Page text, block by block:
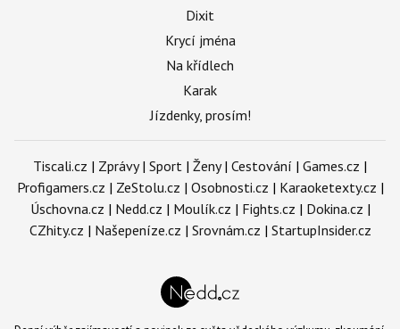
Dixit
Krycí jména
Na křídlech
Karak
Jízdenky, prosím!
Tiscali.cz | Zprávy| Sport | Ženy| Cestování | Games.cz |
Profigamers.cz | ZeStolu.cz | Osobnosti.cz | Karaoketexty.cz |
Úschovna.cz | Nedd.cz | Moulík.cz | Fights.cz | Dokina.cz |
CZhity.cz | Našepeníze.cz | Srovnám.cz | StartupInsider.cz